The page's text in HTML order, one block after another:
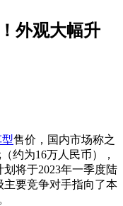
外观大幅升
售价，国内市场称之
约为16万人民币），
将于2023年一季度陆
要竞争对手指向了本